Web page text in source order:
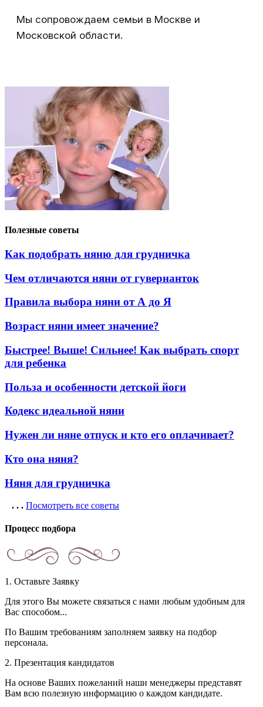
Мы сопровождаем семьи в Москве и
Московской области.
Полезные советы
Как подобрать няню для грудничка
Чем отличаются няни от гувернанток
Правила выбора няни от А до Я
Возраст няни имеет значение?
Быстрее! Выше! Сильнее! Как выбрать спорт
для ребенка
Польза и особенности детской йоги
Кодекс идеальной няни
Нужен ли няне отпуск и кто его оплачивает?
Кто она няня?
Няня для грудничка
. . . Посмотреть все советы
Процесс подбора
1. Оставьте Заявку
Для этого Вы можете связаться с нами любым удобным для
Вас способом...
По Вашим требованиям заполняем заявку на подбор
персонала.
2. Презентация кандидатов
На основе Ваших пожеланий наши менеджеры представят
Вам всю полезную информацию о каждом кандидате.